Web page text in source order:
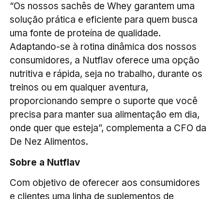
“Os nossos sachês de Whey garantem uma
solução prática e eficiente para quem busca
uma fonte de proteína de qualidade.
Adaptando-se à rotina dinâmica dos nossos
consumidores, a Nutflav oferece uma opção
nutritiva e rápida, seja no trabalho, durante os
treinos ou em qualquer aventura,
proporcionando sempre o suporte que você
precisa para manter sua alimentação em dia,
onde quer que esteja”, complementa a CFO da
De Nez Alimentos.
Sobre a Nutflav
Com objetivo de oferecer aos consumidores
e clientes uma linha de suplementos de